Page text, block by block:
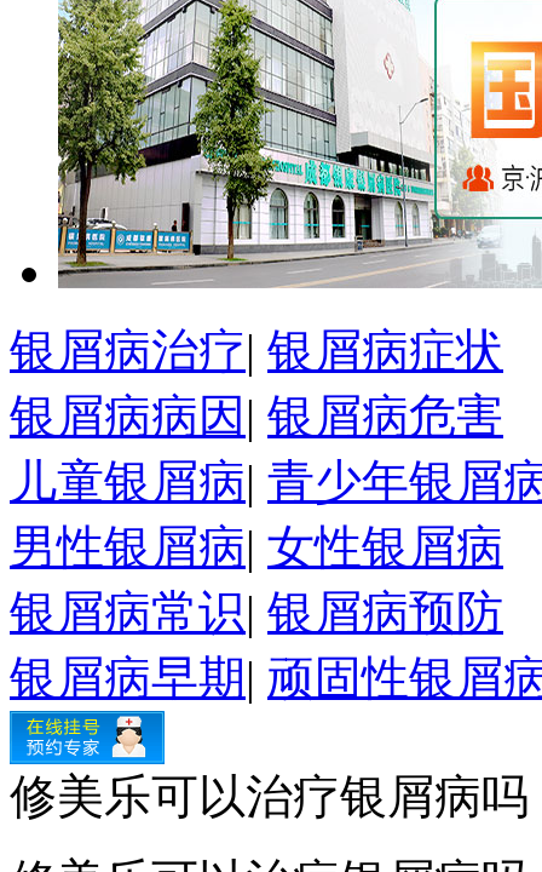
银屑病治疗| 银屑病症状
银屑病病因 | 银屑病危害
儿童银屑病| 青少年银屑
男性银屑病| 女性银屑病
银屑病常识| 银屑病预防
银屑病早期| 顽固性银屑
修美乐可以治疗银屑病吗